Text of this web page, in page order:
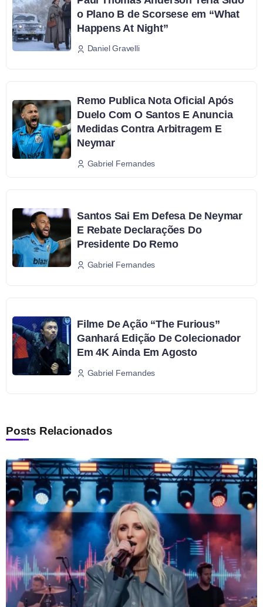
o Plano B de Scorsese em “What
Happens At Night”
Daniel Gravelli
Remo Publica Nota Oficial Após
Duelo Com O Santos E Anuncia
Medidas Contra Arbitragem E
Neymar
Gabriel Fernandes
Santos Sai Em Defesa De Neymar
E Rebate Declarações Do
Presidente Do Remo
Gabriel Fernandes
Filme De Ação “The Furious”
Ganhará Edição De Colecionador
Em 4K Ainda Em Agosto
Gabriel Fernandes
Posts Relacionados